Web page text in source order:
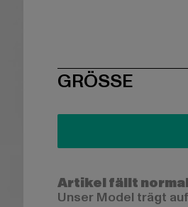
SIZE
GRÖSSE
Artikel fällt
Unser Model trägt